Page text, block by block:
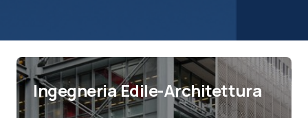
Ingegneria Edile-Architettura